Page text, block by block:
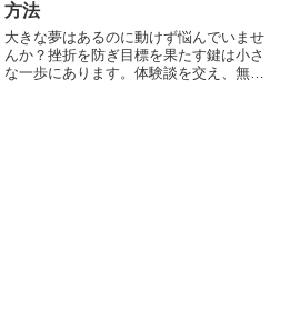
方法
大きな夢はあるのに動けず悩んでいませ
んか？挫折を防ぎ目標を果たす鍵は小さ
な一歩にあります。体験談を交え、無理